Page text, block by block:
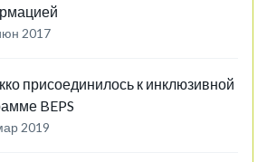
2017
присоединилось к инклюзивной
BEPS
2019